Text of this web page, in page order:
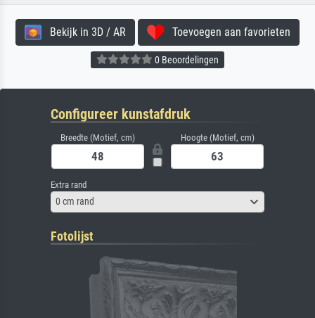
Bekijk in 3D / AR Toevoegen aan favorieten
0 Beoordelingen
Configureer kunstafdruk
Breedte (Motief, cm) Hoogte (Motief, cm)
Extra rand
0 cm rand
Fotolijst